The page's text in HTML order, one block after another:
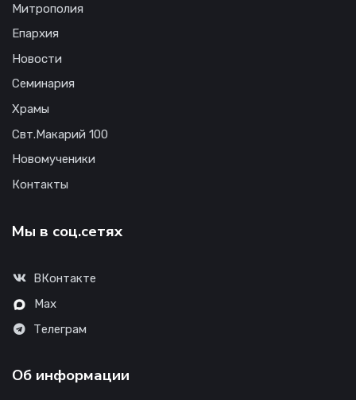
Митрополия
Епархия
Новости
Семинария
Храмы
Свт.Макарий 100
Новомученики
Контакты
Мы в соц.сетях
ВКонтакте
Max
Телеграм
Об информации